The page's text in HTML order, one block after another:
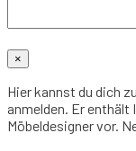
×
Hier kannst du dich
anmelden. Er
Möbeldesigner vor.